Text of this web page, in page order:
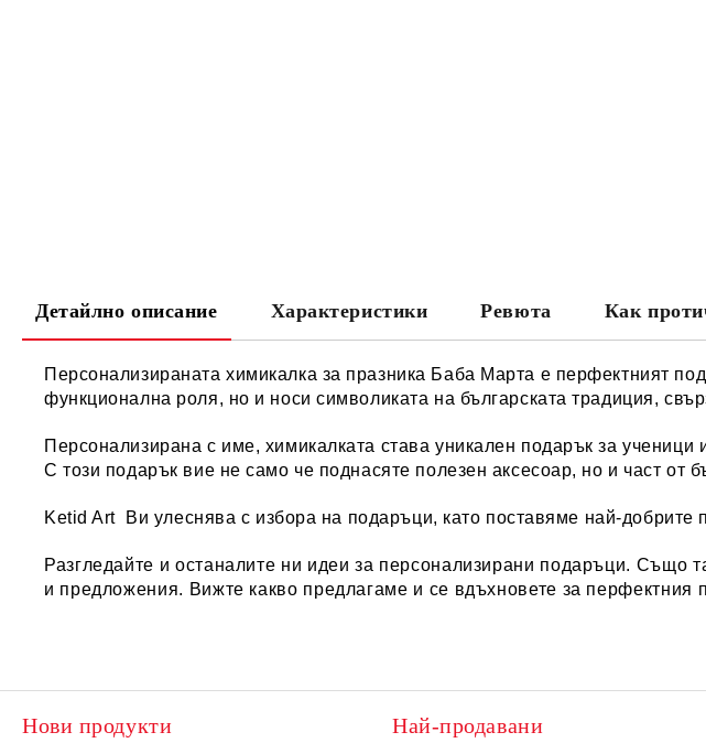
Детайлно описание Характеристики Ревюта Как
Персонализираната химикалка за празника Баба Марта е перфектният
функционална роля, но и носи символиката на българската традиция,
Персонализирана с име, химикалката става уникален подарък за
С този подарък вие не само че поднасяте полезен аксесоар, но и част от
Ketid Art Ви улеснява с избора на подаръци, като поставяме най-
Разгледайте и останалите ни идеи за персонализирани подаръци. Също
и предложения. Вижте какво предлагаме и се вдъхновете за перфектния
Нови продукти Най-продавани